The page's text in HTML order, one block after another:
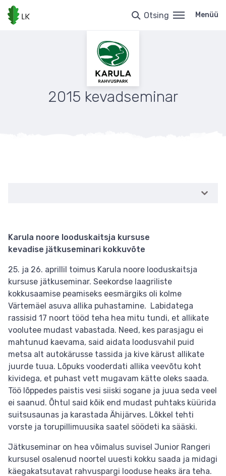
Liigu
edasi
põhisisu
Otsing Menüü
2015 kevadseminar
Karula noore looduskaitsja kursuse
kevadise jätkuseminari kokkuvõte
25. ja 26. aprillil toimus Karula noore looduskaitsja
kursuse jätkuseminar. Seekordse laagriliste
kokkusaamise peamiseks eesmärgiks oli kolme
Värtemäel asuva allika puhastamine. Labidatega
rassisid 17 noort tööd teha hea mitu tundi, et allikate
voolutee mudast vabastada. Need, kes parasjagu ei
mahtunud kaevama, said aidata loodusvahil puid
metsa alt autokärusse tassida ja kive kärust allikate
juurde tuua. Lõpuks vooderdati allika veevõtu koht
kividega, et puhast vett mugavam kätte oleks saada.
Töö lõppedes paistis vesi siiski sogane ja juua seda veel
ei saanud. Õhtul said kõik end mudast puhtaks küürida
suitsusaunas ja karastada Ähijärves. Lõkkel tehti
vorste ja torupillimuusika saatel söödeti ka sääski.
Jätkuseminar on hea võimalus suvisel Junior Rangeri
kursusel osalenud noortel uuesti kokku saada ja midagi
käegakatsutavat rahvuspargi looduse heaks ära teha.